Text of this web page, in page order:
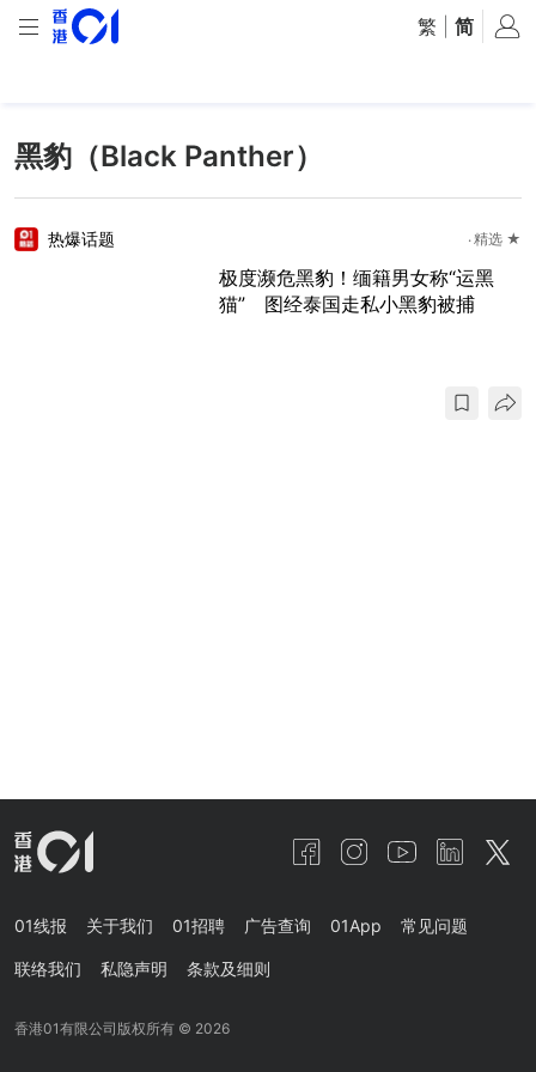
繁 简
黑豹（Black Panther）
热爆话题 精选 ★
极度濒危黑豹！缅籍男女称“运黑
猫” 图经泰国走私小黑豹被捕
01线报 关于我们 01招聘 广告查询 01App 常见问题
联络我们 私隐声明 条款及细则
香港01有限公司版权所有 © 2026